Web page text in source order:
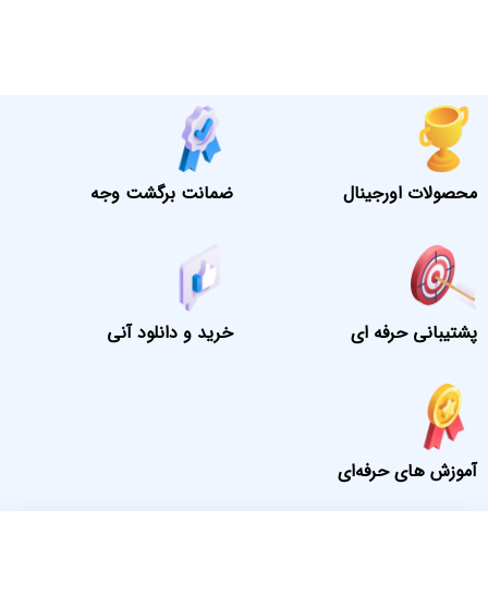
محصولات اورجینال ضمانت برگشت وجه
پشتیبانی حرفه ای خرید و دانلود آنی
آموزش های حرفه‌ای